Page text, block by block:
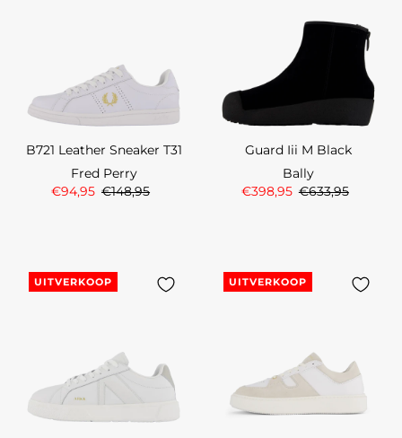
B721 Leather Sneaker T31
Fred Perry
€94,95 €148,95
Guard Iii M Black
Bally
€398,95 €633,95
UITVERKOOP UITVERKOOP